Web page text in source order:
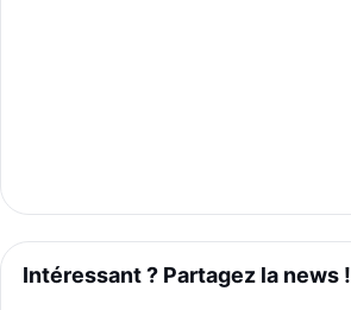
Intéressant ? Partagez la news !